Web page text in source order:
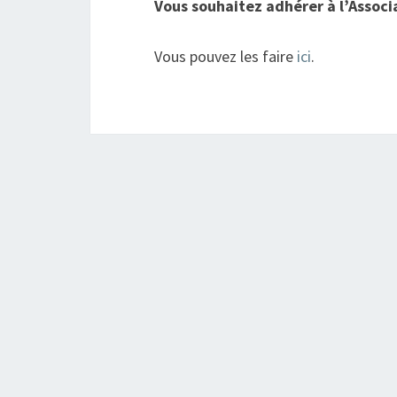
Vous souhaitez adhérer à
Vous pouvez les faire ici.